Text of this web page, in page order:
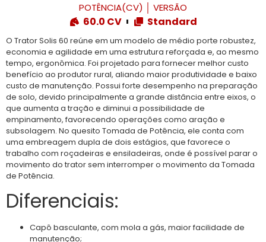
POTÊNCIA(CV) VERSÃO
60.0 CV Standard
O Trator Solis 60 reúne em um modelo de médio porte robustez,
economia e agilidade em uma estrutura reforçada e, ao mesmo
tempo, ergonômica. Foi projetado para fornecer melhor custo
benefício ao produtor rural, aliando maior produtividade e baixo
custo de manutenção. Possui forte desempenho na preparação
de solo, devido principalmente a grande distância entre eixos, o
que aumenta a tração e diminui a possibilidade de
empinamento, favorecendo operações como aração e
subsolagem. No quesito Tomada de Potência, ele conta com
uma embreagem dupla de dois estágios, que favorece o
trabalho com roçadeiras e ensiladeiras, onde é possível parar o
movimento do trator sem interromper o movimento da Tomada
de Potência.
Diferenciais:
Capô basculante, com mola a gás, maior facilidade de
manutenção;